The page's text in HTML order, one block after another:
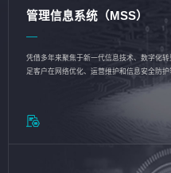
管理信息系统（MSS）
凭借多年来聚焦于新一代信息技术、数字化
足客户在网络优化、运营维护和信息安全防